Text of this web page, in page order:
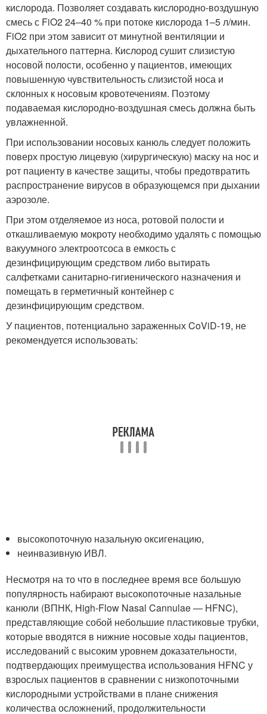
кислорода. Позволяет создавать кислородно-воздушную
смесь с FiO2 24–40 % при потоке кислорода 1–5 л/мин.
FiO2 при этом зависит от минутной вентиляции и
дыхательного паттерна. Кислород сушит слизистую
носовой полости, особенно у пациентов, имеющих
повышенную чувствительность слизистой носа и
склонных к носовым кровотечениям. Поэтому
подаваемая кислородно-воздушная смесь должна быть
увлажненной.
При использовании носовых канюль следует положить
поверх простую лицевую (хирургическую) маску на нос и
рот пациенту в качестве защиты, чтобы предотвратить
распространение вирусов в образующемся при дыхании
аэрозоле.
При этом отделяемое из носа, ротовой полости и
откашливаемую мокроту необходимо удалять с помощью
вакуумного электроотсоса в емкость с
дезинфицирующим средством либо вытирать
салфетками санитарно-гигиенического назначения и
помещать в герметичный контейнер с
дезинфицирующим средством.
У пациентов, потенциально зараженных CoViD-19, не
рекомендуется использовать:
высокопоточную назальную оксигенацию,
неинвазивную ИВЛ.
Несмотря на то что в последнее время все большую
популярность набирают высокопоточные назальные
канюли (ВПНК, High-Flow Nasal Cannulae — HFNC),
представляющие собой небольшие пластиковые трубки,
которые вводятся в нижние носовые ходы пациентов,
исследований с высоким уровнем доказательности,
подтвердающих преимущества использования HFNC у
взрослых пациентов в сравнении с низкопоточными
кислородными устройствами в плане снижения
количества осложнений, продолжительности